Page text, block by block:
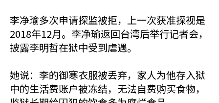
李净瑜多次申请探监被拒，上一次获准探视是
2018年12月。李净瑜返回台湾后举行记者会，
披露李明哲在狱中受到虐遇。
她说：李的御寒衣服被丢弃，家人为他存入狱
中的生活费账户被冻结，无法自费购买食物，